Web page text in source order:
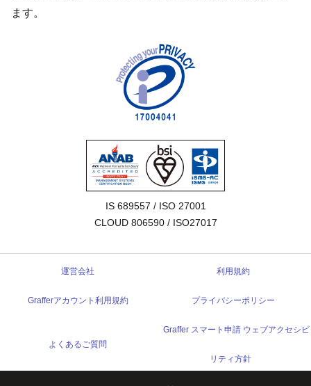
ます。
IS 689557 / ISO 27001
CLOUD 806590 / ISO27017
運営会社 利用規約
Grafferアカウント利用規約 プライバシーポリシー
よくあるご質問
Graffer スマート申請 ウェブアクセシビ
リティ方針